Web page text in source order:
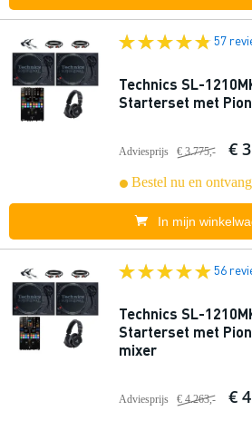
57
Technics SL-
Starterset met
Adviesprijs € 3.775,- €
Bestel nu en
In mijn
56
Technics SL-
Starterset met
mixer
Adviesprijs € 4.263,- €